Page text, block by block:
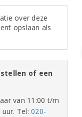
over deze
opslaan als
of een
van 11:00 t/m
uur. Tel:020-